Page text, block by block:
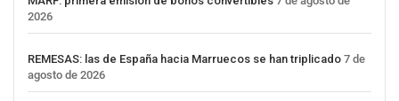
2026
REMESAS: las de España hacia Marruecos se han triplicado 7 de
agosto de 2026